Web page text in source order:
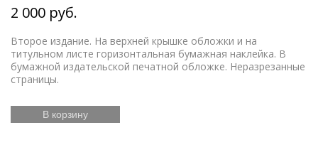
2 000 руб.
Второе издание. На верхней крышке обложки и на
титульном листе горизонтальная бумажная наклейка. В
бумажной издательской печатной обложке. Неразрезанные
страницы.
В корзину